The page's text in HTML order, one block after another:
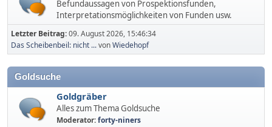
Befundaussagen von Prospektionsfunden,
Interpretationsmöglichkeiten von Funden usw.
Letzter Beitrag:09. August 2026, 15:46:34
Das Scheibenbeil: nicht ...vonWiedehopf
Goldsuche
Goldgräber
Alles zum Thema Goldsuche
Moderator:forty-niners